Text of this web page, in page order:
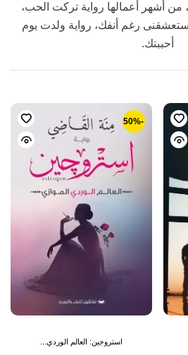
من أشهر أعمالها رواية تركت الحب،
ستعشقنى رغم أنفك، رواية ولدت يوم
أحببتك.
-50%
استروجين: العالم الوردي...